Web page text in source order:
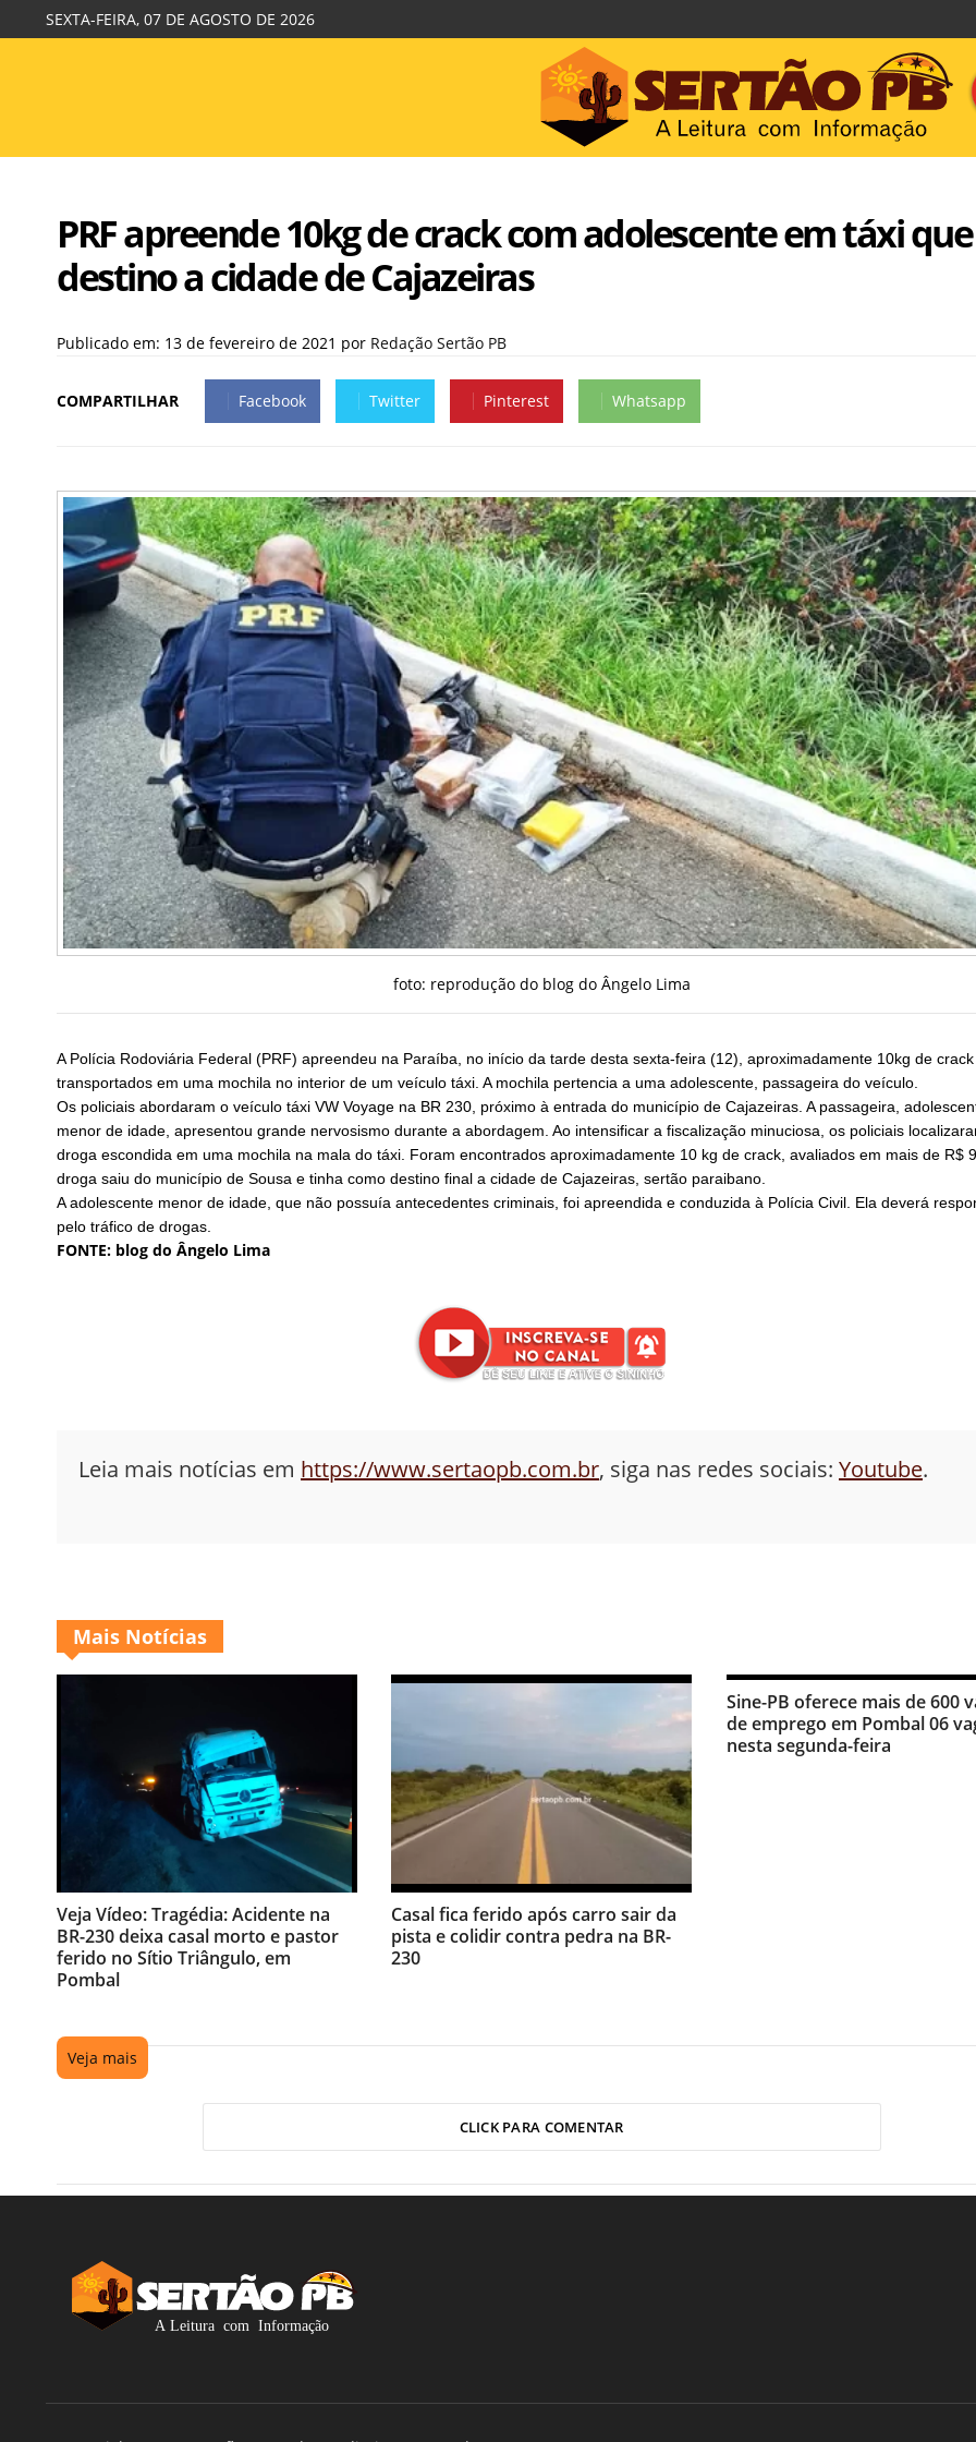
SEXTA-FEIRA, 07 DE AGOSTO DE 2026
PRF apreende 10kg de crack com adolescente em táxi
destino a cidade de Cajazeiras
Publicado em: 13 de fevereiro de 2021 por Redação Sertão PB
COMPARTILHAR Facebook Twitter Pinterest Whatsapp
foto: reprodução do blog do Ângelo Lima
A Polícia Rodoviária Federal (PRF) apreendeu na Paraíba, no início da tarde desta sexta-feira (12), aproximadamente 10kg de
transportados em uma mochila no interior de um veículo táxi. A mochila pertencia a uma adolescente, passageira do veículo.
Os policiais abordaram o veículo táxi VW Voyage na BR 230, próximo à entrada do município de Cajazeiras. A passageira,
menor de idade, apresentou grande nervosismo durante a abordagem. Ao intensificar a fiscalização minuciosa, os policiais
droga escondida em uma mochila na mala do táxi. Foram encontrados aproximadamente 10 kg de crack, avaliados em mais de R$
droga saiu do município de Sousa e tinha como destino final a cidade de Cajazeiras, sertão paraibano.
A adolescente menor de idade, que não possuía antecedentes criminais, foi apreendida e conduzida à Polícia Civil. Ela deverá
pelo tráfico de drogas.
FONTE: blog do Ângelo Lima
Leia mais notícias em https://www.sertaopb.com.br, siga nas redes sociais: Youtube.
Mais Notícias
Veja Vídeo: Tragédia: Acidente na
BR-230 deixa casal morto e pastor
ferido no Sítio Triângulo, em
Pombal
Casal fica ferido após carro sair da
pista e colidir contra pedra na BR-
230
Sine-PB oferece mais de 600
de emprego em Pombal 06
nesta segunda-feira
Veja mais
CLICK PARA COMENTAR